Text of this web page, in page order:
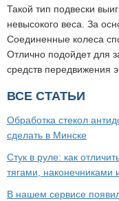
Такой тип подвески
невысокого веса. За
Соединенные колеса
Отлично подойдет для
средств передвижения
ВСЕ СТАТЬИ
Обработка стекол
сделать в Минске
Стук в руле: как
тягами,
В нашем сервисе